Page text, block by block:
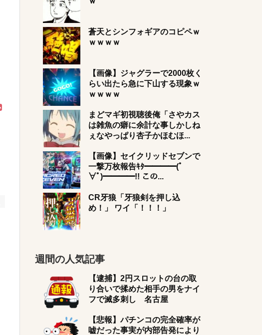
蒼天とシンフォギアのコピペｗ
ｗｗｗｗ
【画像】ジャグラーで2000枚く
らい出たら急に下山する現象ｗ
ｗｗｗｗ
まどマギ初視聴後俺「さやカス
は雑魚の癖に余計な事しかしね
ぇなやっぱり杏子かほむほ...
【画像】セイクリッドセブンで
一撃万枚報告ｷﾀ━━━━(ﾟ
∀ﾟ)━━━━!! この...
CR牙狼「牙狼剣を押し込
め！」 ワイ「！！！」
週間の人気記事
【逮捕】2円スロットの台の取
り合いで揉めた相手の男をナイ
フで滅多刺し 名古屋
【悲報】パチンコの完全確率が
嘘だった事実が内部告発により